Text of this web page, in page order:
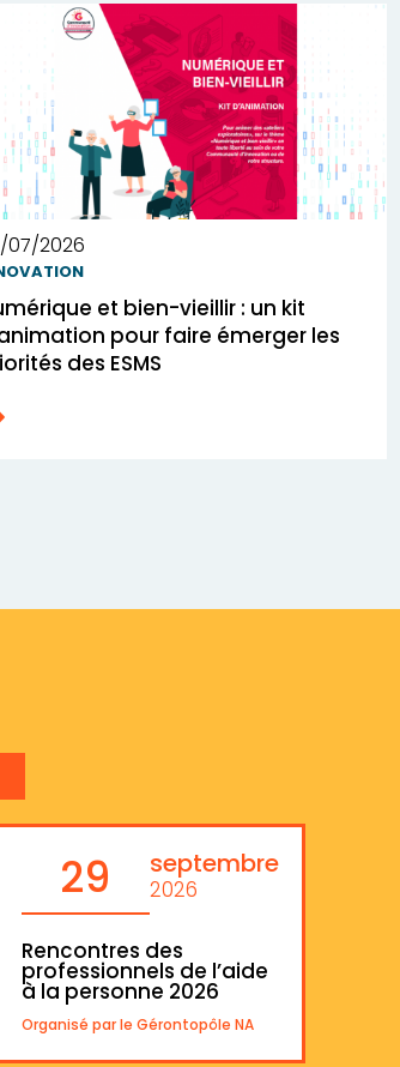
07/2026
et bien-vieillir : un kit
pour faire émerger les
des ESMS
29 septembre
2026
Rencontres des
professionnels de l’aide
à la personne 2026
Organisé par le Gérontopôle NA